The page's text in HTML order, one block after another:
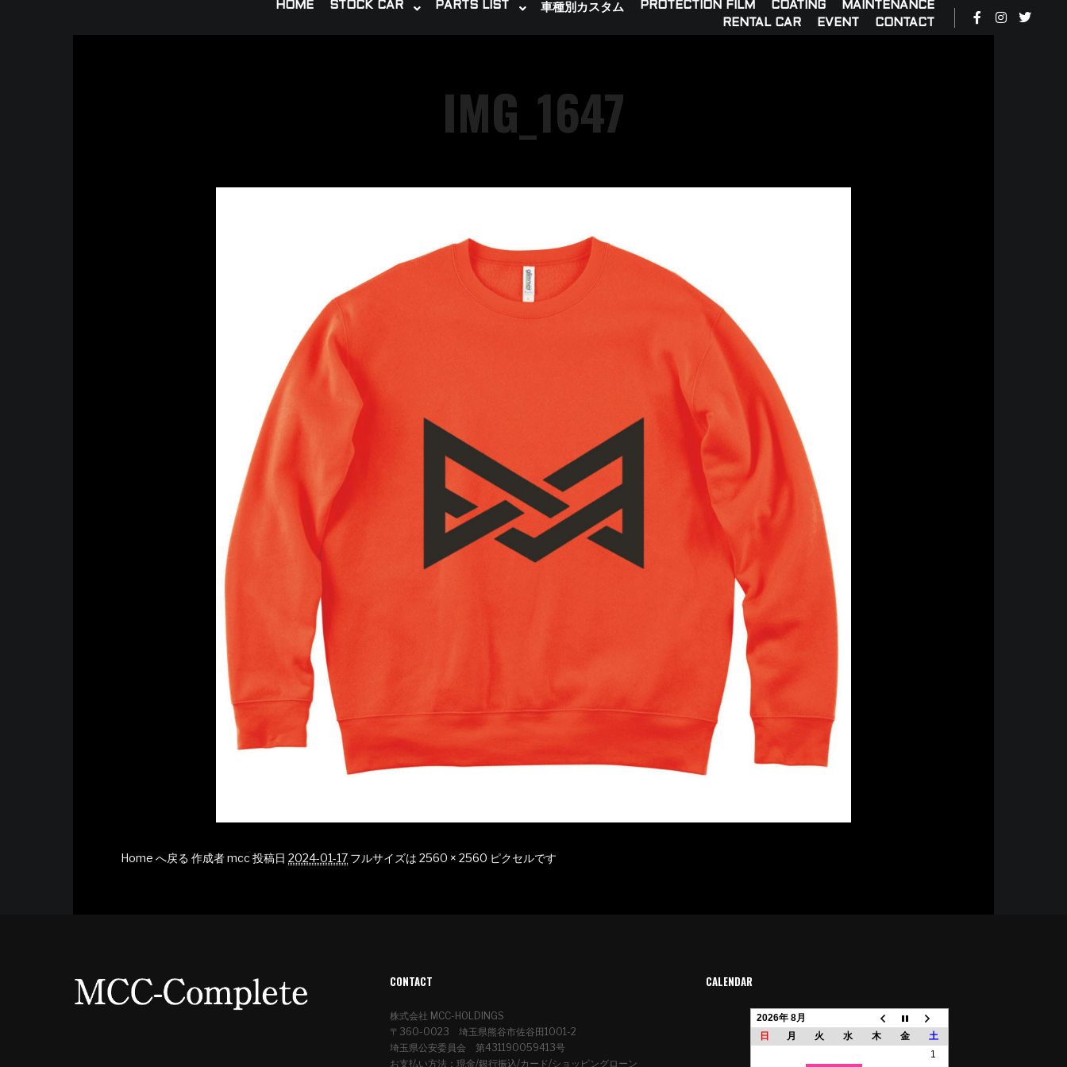
HOME STOCK CAR PARTS LIST 車種別カスタム PROTECTION FILM COATING
MAINTENANCE
RENTAL CAR
EVENT CONTACT
IMG_1647
Home へ戻る 作成者mcc投稿日 2024-01-17 フルサイズは 2560 × 2560 ピクセルです
CONTACT
株式会社 MCC-HOLDINGS
〒360-0023 埼玉県熊谷市佐谷田1001-2
埼玉県公安委員会 第431190059413号
お支払い方法：現金/銀行振込/カード/ショッピングローン
CALENDAR
2026年 8月
日
月 火 水 木 金
土
1